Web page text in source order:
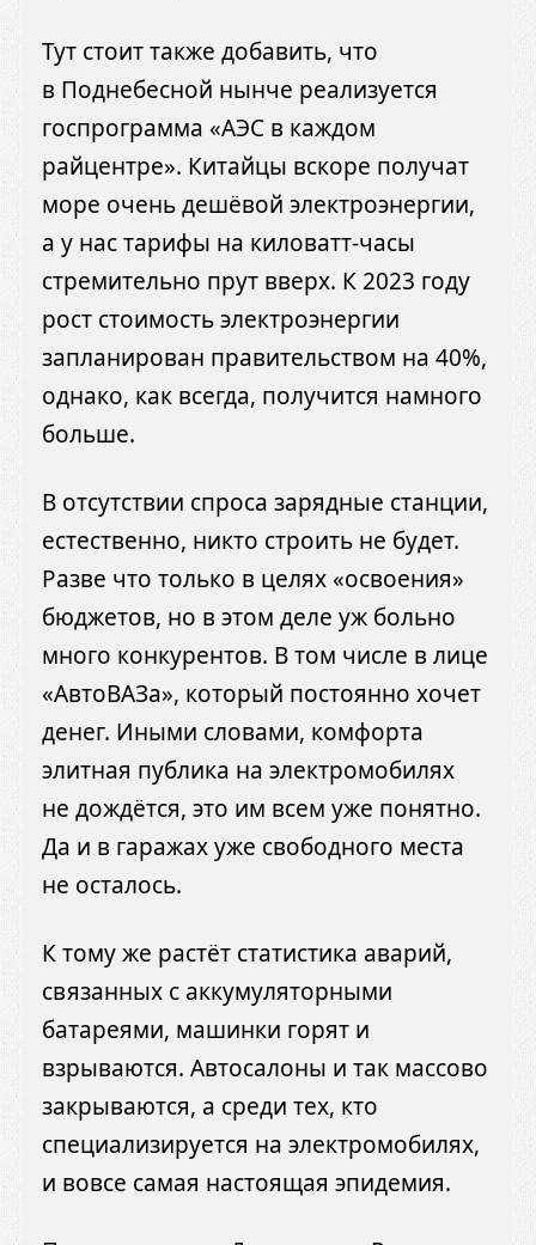
Тут стоит также добавить, что
в Поднебесной нынче реализуется
госпрограмма «АЭС в каждом
райцентре». Китайцы вскоре получат
море очень дешёвой электроэнергии,
а у нас тарифы на киловатт-часы
стремительно прут вверх. К 2023 году
рост стоимость электроэнергии
запланирован правительством на 40%,
однако, как всегда, получится намного
больше.
В отсутствии спроса зарядные станции,
естественно, никто строить не будет.
Разве что только в целях «освоения»
бюджетов, но в этом деле уж больно
много конкурентов. В том числе в лице
«АвтоВАЗа», который постоянно хочет
денег. Иными словами, комфорта
элитная публика на электромобилях
не дождётся, это им всем уже понятно.
Да и в гаражах уже свободного места
не осталось.
К тому же растёт статистика аварий,
связанных с аккумуляторными
батареями, машинки горят и
взрываются. Автосалоны и так массово
закрываются, а среди тех, кто
специализируется на электромобилях,
и вовсе самая настоящая эпидемия.